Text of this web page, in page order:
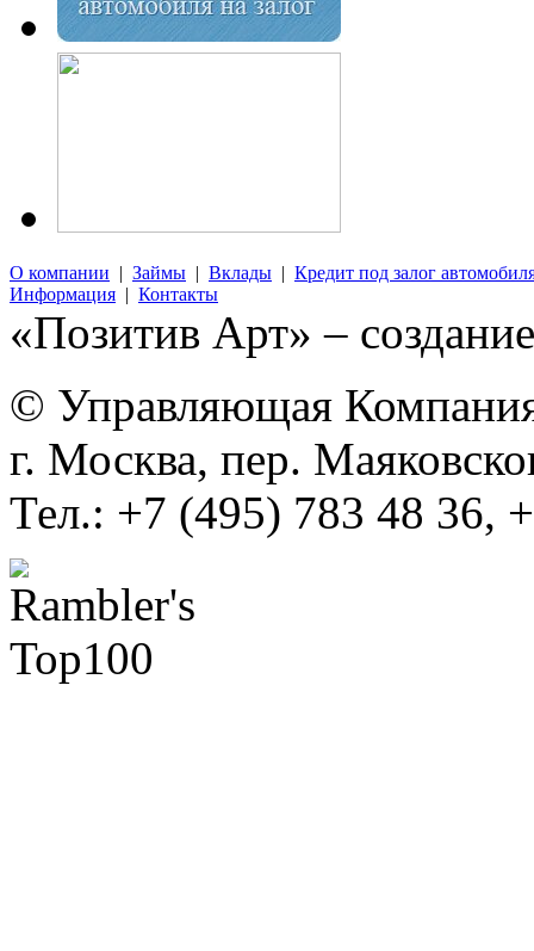
О компании | Займы | Вклады | Кредит под залог
Информация | Контакты
«Позитив Арт» –
© Управляющая
г. Москва, пер.
Тел.: +7 (495) 783 48 36,